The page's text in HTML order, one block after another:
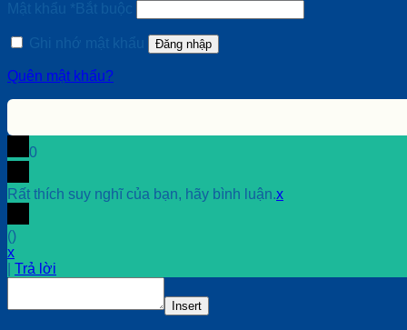
Bắt buộc
Ghi nhớ mật khẩu Đăng nhập
Quên mật khẩu?
0
Rất thích suy nghĩ của bạn, hãy bình luận.x
()
x
Trả lời
Insert